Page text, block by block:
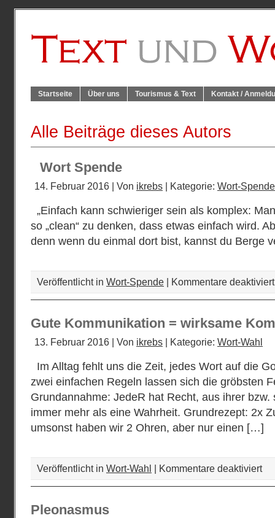
Startseite Über uns Tourismus & Text Kontakt /
Alle Beiträge dieses Autors
Wort Spende
14. Februar 2016 | Von ikrebs | Kategorie: Wort-Spende
„Einfach kann schwieriger sein als komplex:
so „clean“ zu denken, dass etwas einfach wird.
denn wenn du einmal dort bist, kannst du Berge
Veröffentlicht in Wort-Spende | Kommentare deaktiviert
Gute Kommunikation = wirksame
13. Februar 2016 | Von ikrebs | Kategorie: Wort-Wahl
Im Alltag fehlt uns die Zeit, jedes Wort auf die
zwei einfachen Regeln lassen sich die gröbsten
Grundannahme: JedeR hat Recht, aus ihrer
immer mehr als eine Wahrheit. Grundrezept: 2x
umsonst haben wir 2 Ohren, aber nur einen […]
Veröffentlicht in Wort-Wahl | Kommentare deaktiviertfür
Pleonasmus